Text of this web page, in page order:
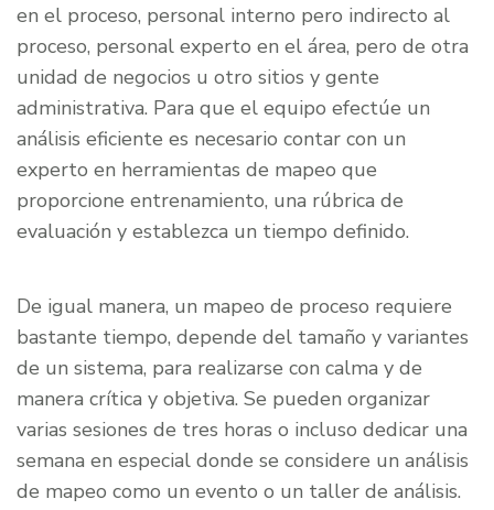
en el proceso, personal interno pero indirecto al
proceso, personal experto en el área, pero de otra
unidad de negocios u otro sitios y gente
administrativa. Para que el equipo efectúe un
análisis eficiente es necesario contar con un
experto en herramientas de mapeo que
proporcione entrenamiento, una rúbrica de
evaluación y establezca un tiempo definido.
De igual manera, un mapeo de proceso requiere
bastante tiempo, depende del tamaño y variantes
de un sistema, para realizarse con calma y de
manera crítica y objetiva. Se pueden organizar
varias sesiones de tres horas o incluso dedicar una
semana en especial donde se considere un análisis
de mapeo como un evento o un taller de análisis.